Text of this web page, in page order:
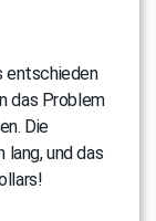
entschieden
das Problem
Die
lang, und das